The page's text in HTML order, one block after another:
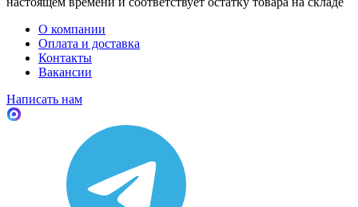
О компании
Оплата и доставка
Контакты
Вакансии
Написать нам